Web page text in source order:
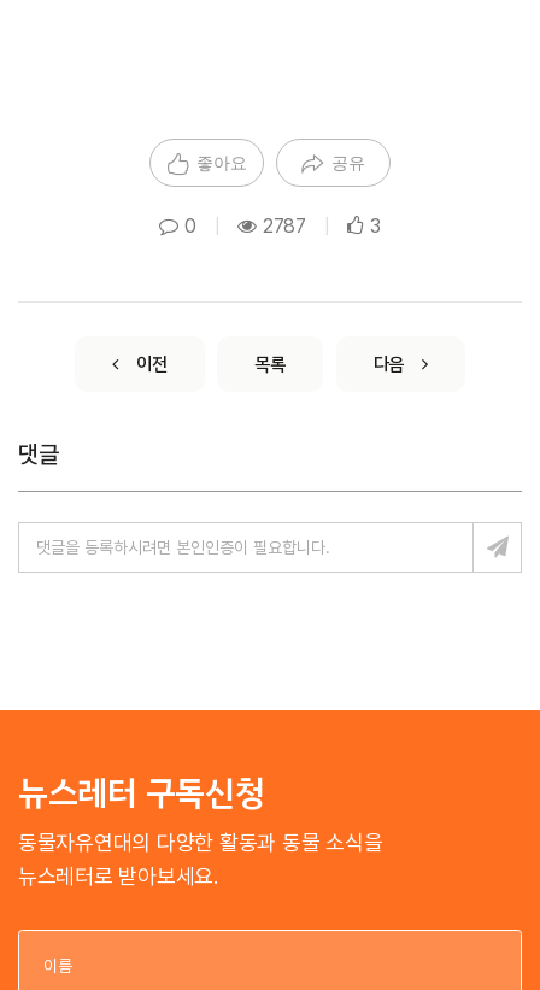
좋아요 공유
0 2787 3
이전 목록 다음
댓글
뉴스레터 구독신청
동물자유연대의 다양한 활동과 동물 소식을
뉴스레터로 받아보세요.